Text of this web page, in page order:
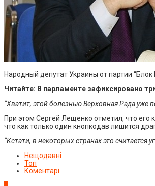
Народный депутат Украины от партии
Читайте: В парламенте зафиксировано
“Хватит, этой болезнью Верховная Рада уже
При этом Сергей Лещенко отметил, что его
что как только один кнопкодав лишится
“Кстати, в некоторых странах это считается
Нещодавні
Топ
Коментарі